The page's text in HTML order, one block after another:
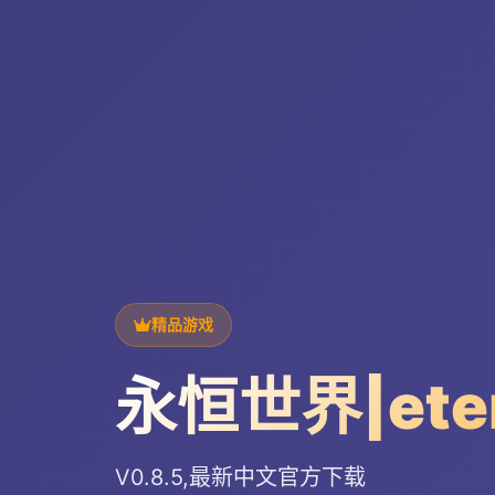
精品游戏
永恒世界
V0.8.5,最新中文官方下载